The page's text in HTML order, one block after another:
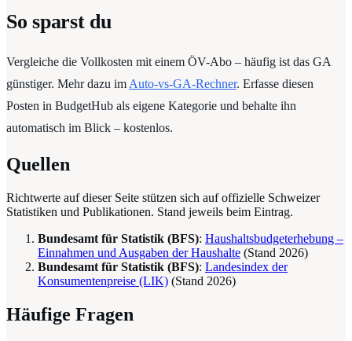
So sparst du
Vergleiche die Vollkosten mit einem ÖV-Abo – häufig ist das GA
günstiger. Mehr dazu im Auto-vs-GA-Rechner. Erfasse diesen
Posten in BudgetHub als eigene Kategorie und behalte ihn
automatisch im Blick – kostenlos.
Quellen
Richtwerte auf dieser Seite stützen sich auf offizielle Schweizer
Statistiken und Publikationen. Stand jeweils beim Eintrag.
Bundesamt für Statistik (BFS): Haushaltsbudgeterhebung –
Einnahmen und Ausgaben der Haushalte (Stand 2026)
Bundesamt für Statistik (BFS): Landesindex der
Konsumentenpreise (LIK) (Stand 2026)
Häufige Fragen